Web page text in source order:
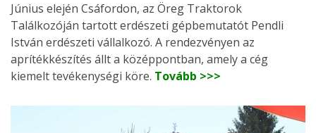
Június elején Csáfordon, az Öreg Traktorok
Találkozóján tartott erdészeti gépbemutatót Pendli
István erdészeti vállalkozó. A rendezvényen az
aprítékkészítés állt a középpontban, amely a cég
kiemelt tevékenységi köre. Tovább >>>